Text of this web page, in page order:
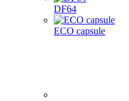
DF64
ECO capsule